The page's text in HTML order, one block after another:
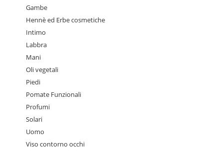
Gambe
Hennè ed Erbe cosmetiche
Intimo
Labbra
Mani
Oli vegetali
Piedi
Pomate Funzionali
Profumi
Solari
Uomo
Viso contorno occhi